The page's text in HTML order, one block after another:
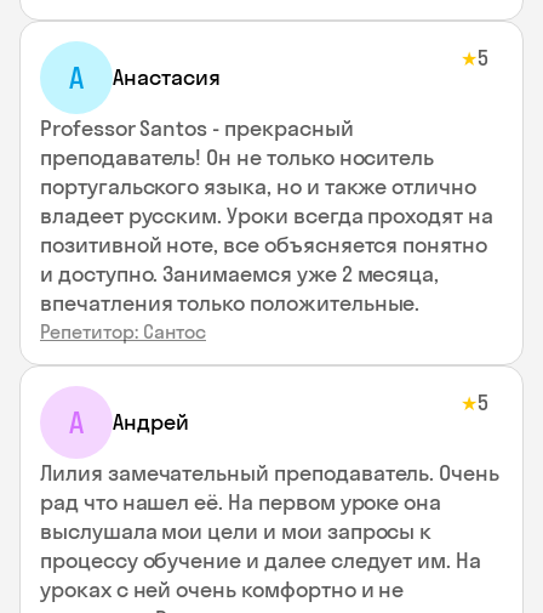
А Анастасия
★5
Professor Santos - прекрасный
преподаватель! Он не только носитель
португальского языка, но и также отлично
владеет русским. Уроки всегда проходят на
позитивной ноте, все объясняется понятно
и доступно. Занимаемся уже 2 месяца,
впечатления только положительные.
Репетитор: Сантос
А Андрей
★5
Лилия замечательный преподаватель. Очень
рад что нашел её. На первом уроке она
выслушала мои цели и мои запросы к
процессу обучение и далее следует им. На
уроках с ней очень комфортно и не